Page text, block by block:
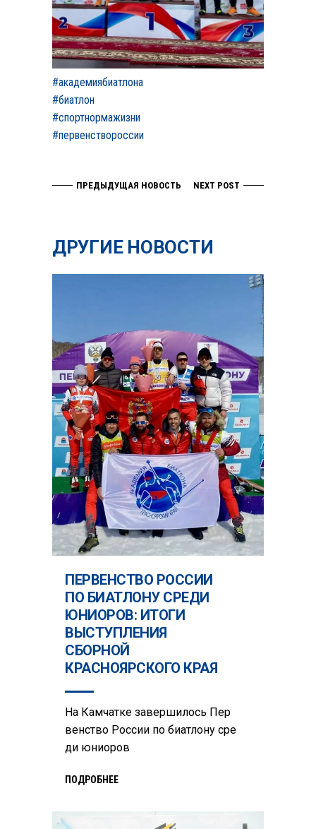
#академиябиатлона
#биатлон
#спортнормажизни
#первенствороссии
ПРЕДЫДУЩАЯ НОВОСТЬ NEXT POST
ДРУГИЕ НОВОСТИ
ПЕРВЕНСТВО РОССИИ
ПО БИАТЛОНУ СРЕДИ
ЮНИОРОВ: ИТОГИ
ВЫСТУПЛЕНИЯ
СБОРНОЙ
КРАСНОЯРСКОГО КРАЯ
На Камчатке завершилось Пер
венство России по биатлону сре
ди юниоров
ПОДРОБНЕЕ